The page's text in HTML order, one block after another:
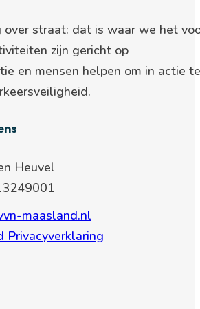
over straat: dat is waar we het
zijn gericht op
en mensen helpen om in actie te
Heuvel
maasland.nl
Privacyverklaring